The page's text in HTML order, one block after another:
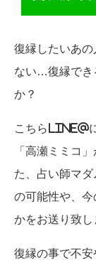
復縁したいあ
ない…復縁でき
か？
こちらLINE@
「高瀬ミミコ
た、占い師マ
の可能性や、
かをお送り致し
復縁の事で不